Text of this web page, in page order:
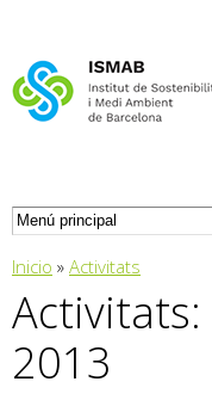
Usted está aquí
Inicio » Activitats
2013